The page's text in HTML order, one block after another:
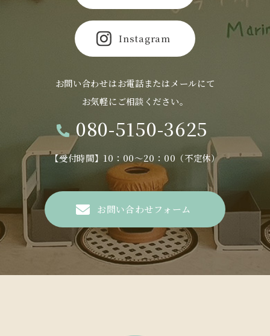
Instagram
お問い合わせはお電話またはメールにて
お気軽にご相談ください。
080-5150-3625
【受付時間】10：00～20：00（不定休）
お問い合わせフォーム